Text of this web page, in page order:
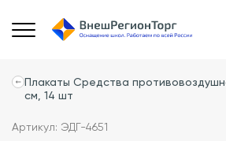
Плакаты Средства
см, 14 шт
Артикул: ЭДГ-4651